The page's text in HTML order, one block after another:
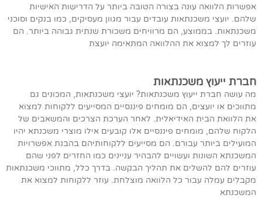
אפשרות הלוואה עונה בצורה הטובה ביותר על הדרישות האישיות
שלהם. יועצי משכנתאות עובדים עבור מגוון מעסיקים, כמו בנקים וסוכני
משכנתאות. בממוצע, הם מרוויחים משכורת שנתית גבוהה ביותר. הם
עוזרים לך למצוא את ההלוואה המתאימה יועצת
חברת ייעוץ משכנתאות
מה עושה חברת ייעוץ משכנתאות? יועצי משכנתאות, המכונים גם
מתווכים או יועצים, הם מומחים פיננסיים המסייעים ללקוחות למצוא
את הלוואת הבית האידיאלית. לאחר הערכת הצרכים והמשאבים של
הלקוח שלהם, מומחים פיננסיים אלו קובעים אילו מוצרי משכנתא יהיו
המועילים ביותר עבורם. הם מסייעים ללקוחותיהם בהבנת אפשרויות
המשכנתא השונות ועשויים להבהיר עניינים כמו החזרים לפני שהם
עוזרים להם להשלים את תהליך הבקשה. בדרך כלל, מתווכי משכנתאות
מקבלים עמלה עבור כל הלוואה מוצלחת. עוזר ללקוחות למצוא את
המשכנתא